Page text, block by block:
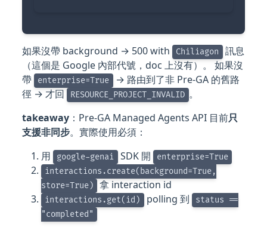
如果沒帶 background → 500 with Chiliagon 訊息
（這個是 Google 內部代號，doc 上沒有）。 如果沒
帶
enterprise=True → 路由到了非 Pre-GA 的舊路
徑 → 才回
RESOURCE_PROJECT_INVALID 。
takeaway：Pre-GA Managed Agents API 目前只
支援非同步。實際使用必須：
用
google-genai SDK 開
enterprise=True
interactions.create(background=True,
store=True)
拿 interaction id
interactions.get(id) polling 到
status ==
"completed"